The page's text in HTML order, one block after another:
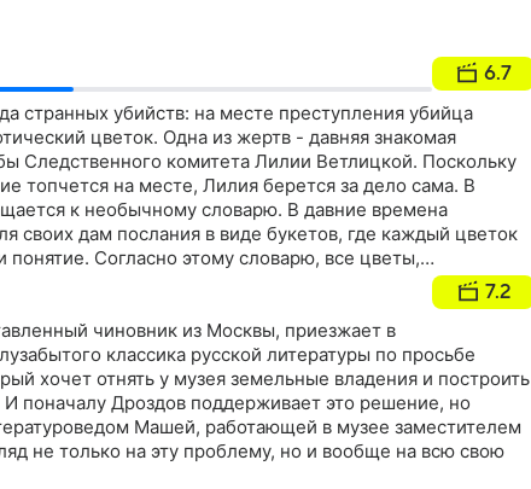
6.7
странных убийств: на месте преступления убийца
цветок. Одна из жертв - давняя знакомая
Следственного комитета Лилии Ветлицкой. Поскольку
топчется на месте, Лилия берется за дело сама. В
к необычному словарю. В давние времена
своих дам послания в виде букетов, где каждый цветок
понятие. Согласно этому словарю, все цветы,
обозначают грехи: гордость, себялюбие, равнодушие,
от неизвестного отправителя цветок каштана -
7.2
чиновник из Москвы, приезжает в
классика русской литературы по просьбе
хочет отнять у музея земельные владения и построить
поначалу Дроздов поддерживает это решение, но
Машей, работающей в музее заместителем
не только на эту проблему, но и вообще на всю свою